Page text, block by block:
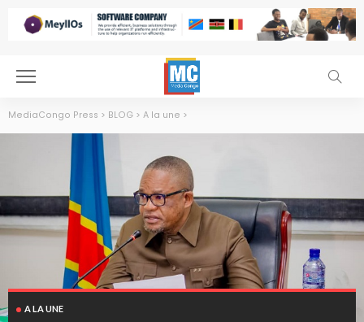
MediaCongo Press > BLOG > A la une >
A LA UNE